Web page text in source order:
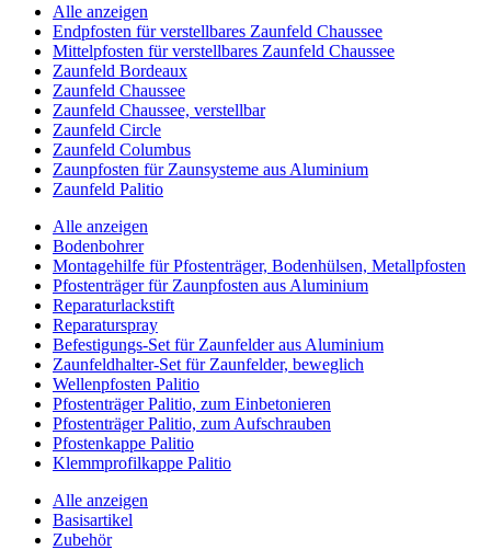
Alle anzeigen
Endpfosten für verstellbares Zaunfeld Chaussee
Mittelpfosten für verstellbares Zaunfeld Chaussee
Zaunfeld Bordeaux
Zaunfeld Chaussee
Zaunfeld Chaussee, verstellbar
Zaunfeld Circle
Zaunfeld Columbus
Zaunpfosten für Zaunsysteme aus Aluminium
Zaunfeld Palitio
Alle anzeigen
Bodenbohrer
Montagehilfe für Pfostenträger, Bodenhülsen, Metallpfosten
Pfostenträger für Zaunpfosten aus Aluminium
Reparaturlackstift
Reparaturspray
Befestigungs-Set für Zaunfelder aus Aluminium
Zaunfeldhalter-Set für Zaunfelder, beweglich
Wellenpfosten Palitio
Pfostenträger Palitio, zum Einbetonieren
Pfostenträger Palitio, zum Aufschrauben
Pfostenkappe Palitio
Klemmprofilkappe Palitio
Alle anzeigen
Basisartikel
Zubehör